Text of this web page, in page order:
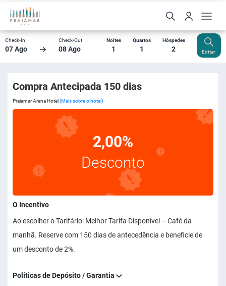
Check-In
07 Ago
Check-Out
08 Ago
Noites
1
Quartos
1
Hóspedes
2 Editar
Compra Antecipada 150 dias
Praiamar Arena Hotel (Mais sobre o hotel)
2,00%
Desconto
O Incentivo
Ao escolher o Tarifário: Melhor Tarifa Disponível – Café da
manhã. Reserve com 150 dias de antecedência e beneficie de
um desconto de 2%.
Políticas de Depósito / Garantia